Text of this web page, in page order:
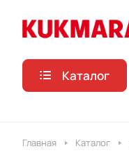
Каталог
Главная Каталог